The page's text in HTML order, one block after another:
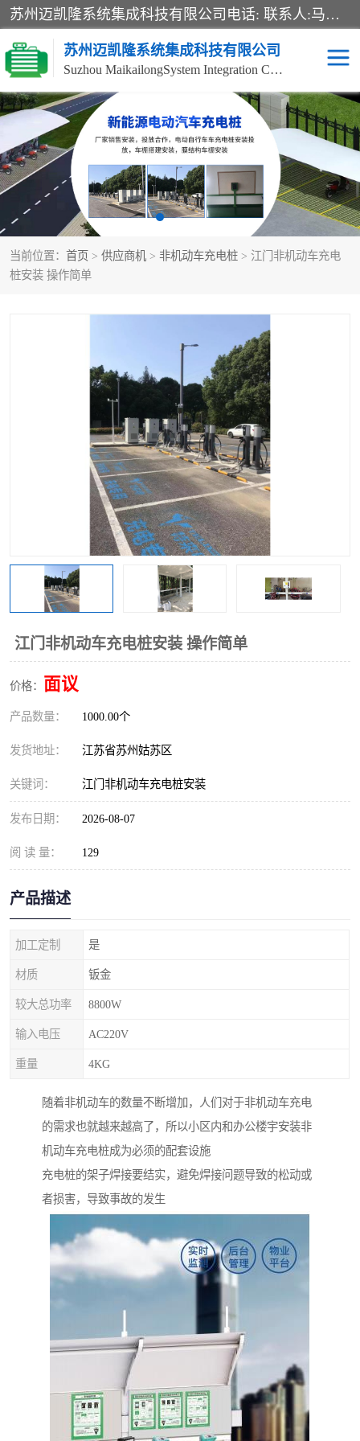
苏州迈凯隆系统集成科技有限公司电话: 联系人:马杰森 销售安装视频监控、报警系统、电话交换机、门禁考勤、巡更系统、呼叫对讲系统、停车场道闸、智能家居、广播系统、综合布线、办公设备、电子商务软件、网络工程、酒店门锁系列 系统集成、VOD视频点播、LED显示屏、节能产品、USP电源、收银机等弱电及智能化项目。
苏州迈凯隆系统集成科技有限公司
Suzhou MaikailongSystem Integration Co., Ltd.
当前位置： 首页 > 供应商机 > 非机动车充电桩 > 江门非机动车充电
桩安装 操作简单
江门非机动车充电桩安装 操作简单
价格： 面议
产品数量： 1000.00个
发货地址： 江苏省苏州姑苏区
关键词： 江门非机动车充电桩安装
发布日期： 2026-08-07
阅 读 量： 129
产品描述
加工定制 是
材质 钣金
较大总功率 8800W
输入电压 AC220V
重量 4KG
随着非机动车的数量不断增加，人们对于非机动车充电
的需求也就越来越高了，所以小区内和办公楼宇安装非
机动车充电桩成为必须的配套设施
充电桩的架子焊接要结实，避免焊接问题导致的松动或
者损害，导致事故的发生
非机动车充电桩 电瓶车充电桩
电动自行车充电桩 两轮电动车充电桩
充电桩